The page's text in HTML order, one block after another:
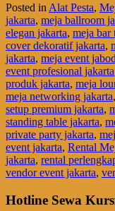
Posted in Alat Pesta,
jakarta, meja ballroom
elegan jakarta, meja bar
cover dekoratif jakarta,
jakarta, meja event
event profesional jakarta
produk jakarta, meja
meja networking jakarta,
setup premium jakarta,
standing table jakarta,
private party jakarta,
event jakarta, Rental
jakarta, rental
vendor event jakarta,
Hotline Sewa